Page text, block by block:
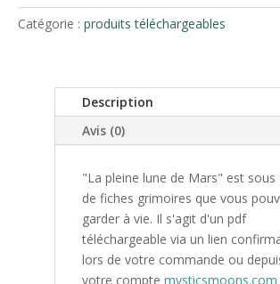
lune
de
Catégorie : produits téléchargeables
Description
Avis (0)
"La pleine lune de Mars" est
de fiches grimoires que vous
garder à vie. Il s'agit d'un pdf
téléchargeable via un lien
lors de votre commande ou
votre compte mysticsmoons.com